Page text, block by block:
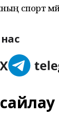
спорт